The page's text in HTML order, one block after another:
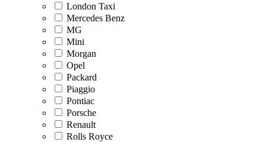
London Taxi
Mercedes Benz
MG
Mini
Morgan
Opel
Packard
Piaggio
Pontiac
Porsche
Renault
Rolls Royce